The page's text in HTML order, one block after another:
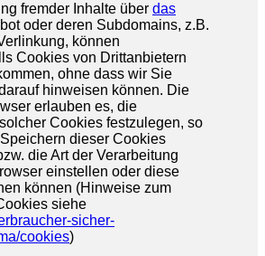
fremder Inhalte über das
oder deren Subdomains, z.B.
können
Cookies von Drittanbietern
ohne dass wir Sie
hinweisen können. Die
erlauben es, die
Cookies festzulegen, so
dieser Cookies
die Art der Verarbeitung
einstellen oder diese
können (Hinweise zum
siehe
sicher-
cookies)